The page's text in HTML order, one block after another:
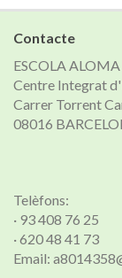
notícies
Contacte
ESCOLA ALOMA
Centre Integrat
Carrer Torrent
08016
Telèfons:
· 93 408 76 25
· 620 48 41 73
Email: